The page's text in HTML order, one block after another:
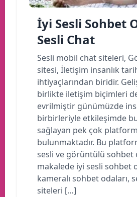
İyi Sesli Sohbet
Sesli Chat
Sesli mobil chat siteleri,
sitesi, İletişim insanlık
ihtiyaçlarından biridir.
birlikte iletişim biçimleri
evrilmiştir günümüzde
birbirleriyle etkileşimde
sağlayan pek çok platform
bulunmaktadır. Bu
sesli ve görüntülü sohbet
makalede iyi sesli sohbet
kameralı sohbet odaları,
siteleri […]